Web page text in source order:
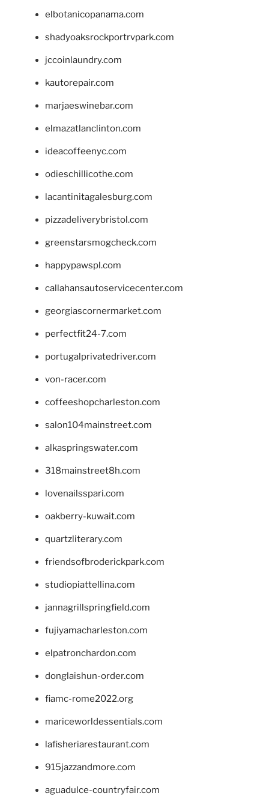
elbotanicopanama.com
shadyoaksrockportrvpark.com
jccoinlaundry.com
kautorepair.com
marjaeswinebar.com
elmazatlanclinton.com
ideacoffeenyc.com
odieschillicothe.com
lacantinitagalesburg.com
pizzadeliverybristol.com
greenstarsmogcheck.com
happypawspl.com
callahansautoservicecenter.com
georgiascornermarket.com
perfectfit24-7.com
portugalprivatedriver.com
von-racer.com
coffeeshopcharleston.com
salon104mainstreet.com
alkaspringswater.com
318mainstreet8h.com
lovenailsspari.com
oakberry-kuwait.com
quartzliterary.com
friendsofbroderickpark.com
studiopiattellina.com
jannagrillspringfield.com
fujiyamacharleston.com
elpatronchardon.com
donglaishun-order.com
fiamc-rome2022.org
mariceworldessentials.com
lafisheriarestaurant.com
915jazzandmore.com
aguadulce-countryfair.com